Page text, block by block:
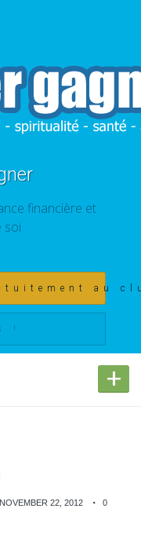
financière et
soi
au
!
+
22, 2012 0